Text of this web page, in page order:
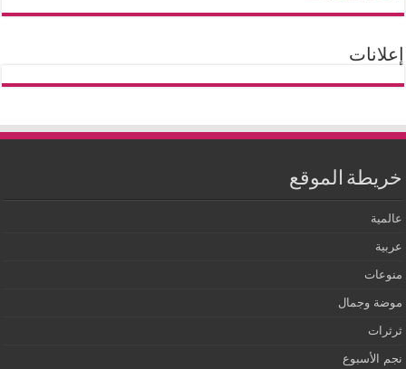
إعلانات
خريطة الموقع
عالمية
عربية
منوعات
موضة وجمال
ثرثرات
نجم الأسبوع